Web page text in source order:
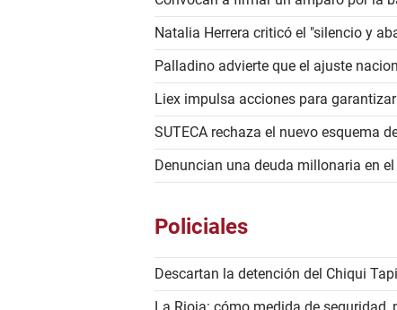
Natalia Herrera criticó el "silencio y
Palladino advierte que el ajuste
Liex impulsa acciones para
SUTECA rechaza el nuevo esquema
Denuncian una deuda millonaria en
Policiales
Descartan la detención del Chiqui